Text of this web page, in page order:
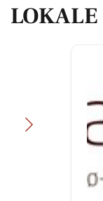
LOKALE